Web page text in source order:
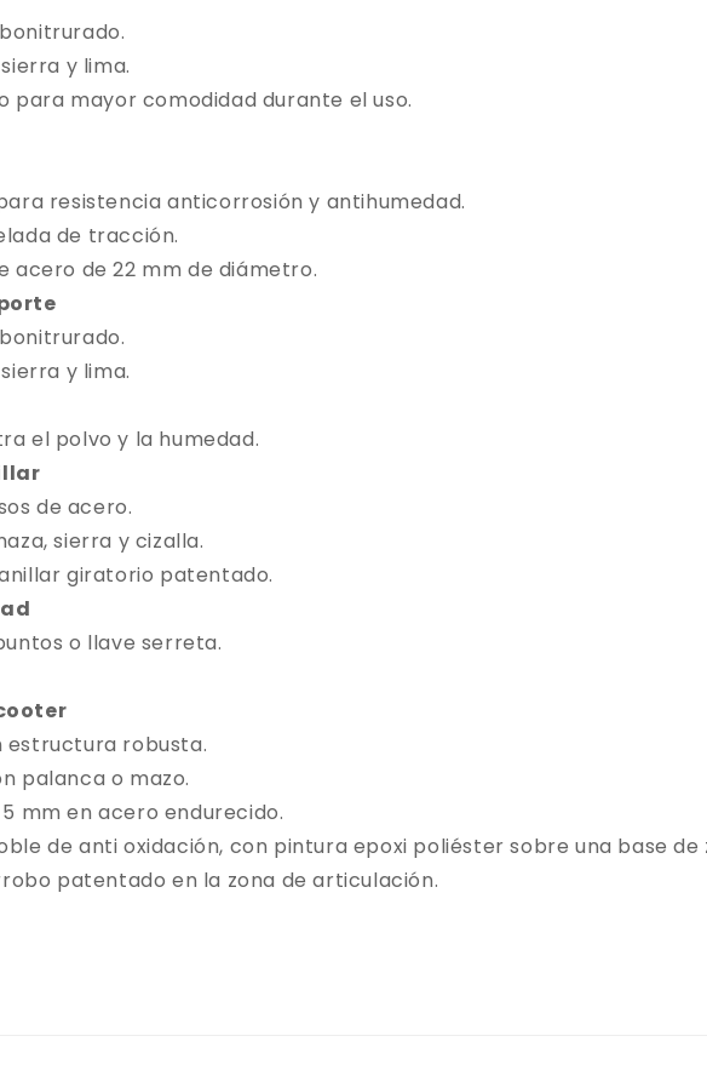
y lima.
para mayor comodidad durante el uso.
resistencia anticorrosión y antihumedad.
de tracción.
acero de 22 mm de diámetro.
y lima.
el polvo y la humedad.
de acero.
sierra y cizalla.
giratorio patentado.
o llave serreta.
estructura robusta.
palanca o mazo.
mm en acero endurecido.
de anti oxidación, con pintura epoxi poliéster sobre una base
patentado en la zona de articulación.